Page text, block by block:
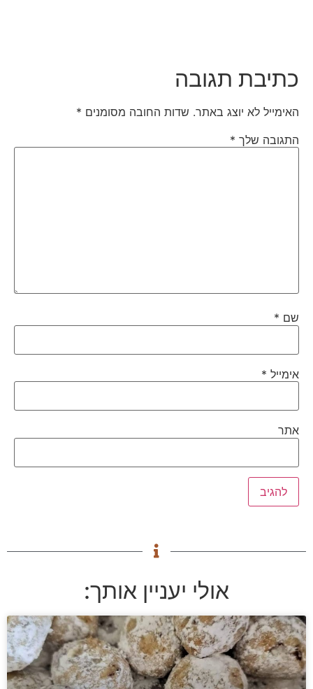
כתיבת תגובה
האימייל לא יוצג באתר. שדות החובה מסומנים*
התגובה שלך*
שם*
אימייל*
אתר
אולי יעניין אותך: